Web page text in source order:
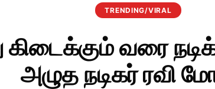
TRENDING/VIRAL
கிடைக்கும் வரை
அழுத நடிகர் ரவி